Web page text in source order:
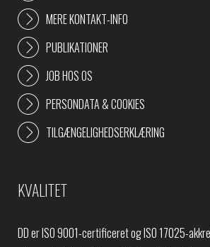
MERE KONTAKT-INFO
PUBLIKATIONER
JOB HOS OS
PERSONDATA & COOKIES
TILGÆNGELIGHEDSERKLÆRING
KVALITET
DD er ISO 9001-certificeret og ISO 17025-